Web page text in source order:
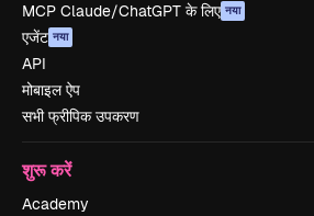
MCP Claude/ChatGPT के लिए नया
एजेंट नया
API
मोबाइल ऐप
सभी फ्रीपिक उपकरण
शुरू करें
Academy